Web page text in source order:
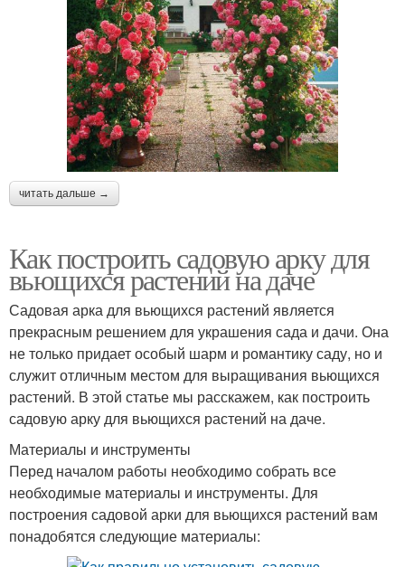
читать дальше →
Как построить садовую арку для
вьющихся растений на даче
Садовая арка для вьющихся растений является
прекрасным решением для украшения сада и дачи. Она
не только придает особый шарм и романтику саду, но и
служит отличным местом для выращивания вьющихся
растений. В этой статье мы расскажем, как построить
садовую арку для вьющихся растений на даче.
Материалы и инструменты
Перед началом работы необходимо собрать все
необходимые материалы и инструменты. Для
построения садовой арки для вьющихся растений вам
понадобятся следующие материалы: